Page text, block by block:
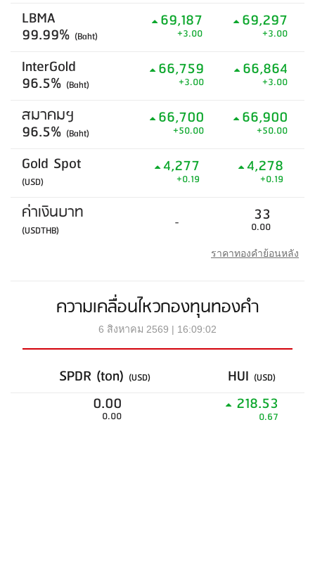
LBMA
99.99% (Baht)
69,187
+3.00
69,297
+3.00
InterGold
96.5% (Baht)
66,759
+3.00
66,864
+3.00
สมาคมฯ
96.5% (Baht)
66,700
+50.00
66,900
+50.00
Gold Spot
(USD)
4,277
+0.19
4,278
+0.19
ค่าเงินบาท
(USDTHB) - 33
0.00
ราคาทองคำย้อนหลัง
ความเคลื่อนไหวกองทุนทองคำ
6 สิงหาคม 2569 | 16:09:02
SPDR (ton) (USD) HUI (USD)
0.00
0.00
218.53
0.67